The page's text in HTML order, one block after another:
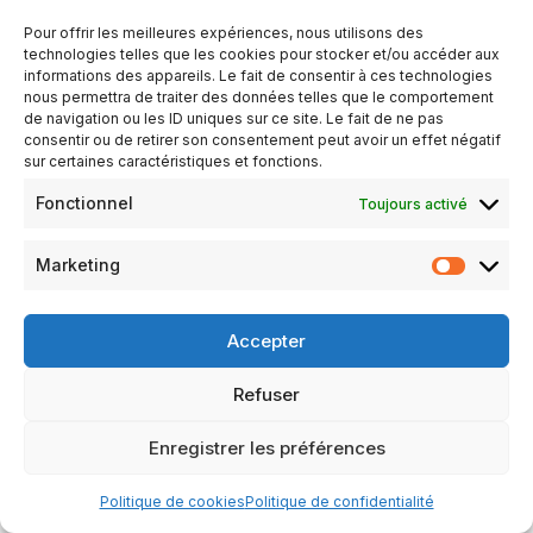
Pour offrir les meilleures expériences, nous utilisons des
technologies telles que les cookies pour stocker et/ou accéder aux
informations des appareils. Le fait de consentir à ces technologies
nous permettra de traiter des données telles que le comportement
de navigation ou les ID uniques sur ce site. Le fait de ne pas
consentir ou de retirer son consentement peut avoir un effet négatif
sur certaines caractéristiques et fonctions.
Fonctionnel Toujours activé
Marketing
Accepter
Refuser
Enregistrer les préférences
Politique de cookiesPolitique de confidentialité
AJOUTER AU CALENDRIER
Télécharger ICS Calendrier Google
TYPE D’ÉVÈNEMENT
Évènements
Politique de cookies (UE)
Neve| Propulsé parWordPress